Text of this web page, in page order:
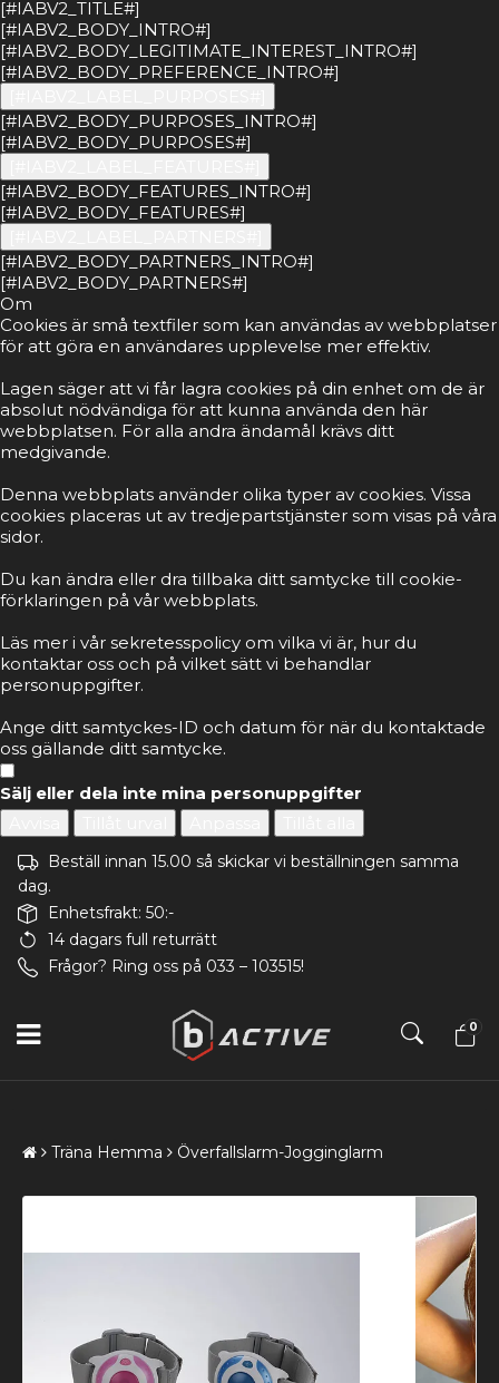
[#IABV2_TITLE#]
[#IABV2_BODY_INTRO#]
[#IABV2_BODY_LEGITIMATE_INTEREST_INTRO#]
[#IABV2_BODY_PREFERENCE_INTRO#]
[#IABV2_BODY_PURPOSES_INTRO#]
[#IABV2_BODY_PURPOSES#]
[#IABV2_BODY_FEATURES_INTRO#]
[#IABV2_BODY_FEATURES#]
[#IABV2_BODY_PARTNERS_INTRO#]
[#IABV2_BODY_PARTNERS#]
Om
Cookies är små textfiler som kan användas av webbplatser
för att göra en användares upplevelse mer effektiv.
Lagen säger att vi får lagra cookies på din enhet om de är
absolut nödvändiga för att kunna använda den här
webbplatsen. För alla andra ändamål krävs ditt
medgivande.
Denna webbplats använder olika typer av cookies. Vissa
cookies placeras ut av tredjepartstjänster som visas på våra
sidor.
Du kan ändra eller dra tillbaka ditt samtycke till cookie-
förklaringen på vår webbplats.
Läs mer i vår sekretesspolicy om vilka vi är, hur du
kontaktar oss och på vilket sätt vi behandlar
personuppgifter.
Ange ditt samtyckes-ID och datum för när du kontaktade
oss gällande ditt samtycke.
Sälj eller dela inte mina personuppgifter
Beställ innan 15.00 så skickar vi beställningen samma
dag.
Enhetsfrakt: 50:-
14 dagars full returrätt
Frågor? Ring oss på 033 – 103515!
0
Träna Hemma Överfallslarm-Jogginglarm